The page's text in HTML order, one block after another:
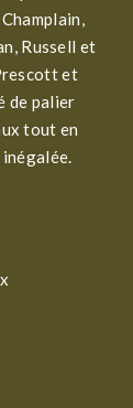
Russell et
et
de palier
tout en